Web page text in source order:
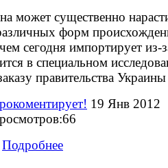
может существенно
форм
сегодня импортирует из-
в специальном
правительства
19 Янв 2012
Подробнее